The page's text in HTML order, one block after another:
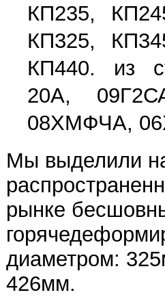
КП235,
КП325,
КП440. из
20А,
08ХМФЧА,
Мы выделили
рынке
диаметром:
426мм.